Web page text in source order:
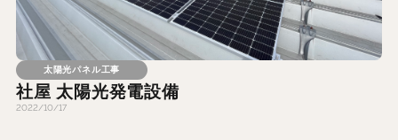
太陽光パネル工事
社屋 太陽光発電設備
2022/10/17